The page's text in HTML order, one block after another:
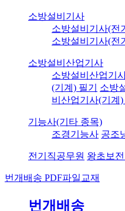
소방설비기사
소방설비기사(전
소방설비기사(전
소방설비산업기사
소방설비산업기
(기계) 필기
소방
비산업기사(기계)
기능사(기타 종목)
조경기능사 공조
전기직공무원 왕초보전
번개배송 PDF파일교재
번개배송